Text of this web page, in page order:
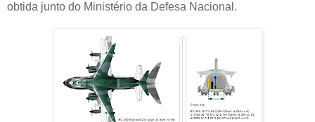
obtida junto do Ministério da Defesa Nacional.